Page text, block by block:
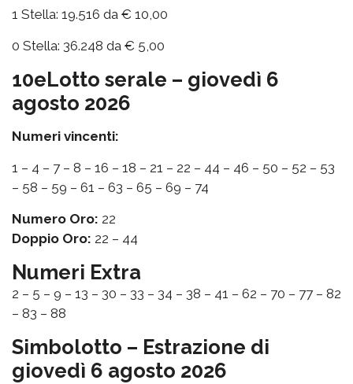
1 Stella: 19.516 da € 10,00
0 Stella: 36.248 da € 5,00
10eLotto serale – giovedì 6
agosto 2026
Numeri vincenti:
1 – 4 – 7 – 8 – 16 – 18 – 21 – 22 – 44 – 46 – 50 – 52 – 53
– 58 – 59 – 61 – 63 – 65 – 69 – 74
Numero Oro: 22
Doppio Oro: 22 – 44
Numeri Extra
2 – 5 – 9 – 13 – 30 – 33 – 34 – 38 – 41 – 62 – 70 – 77 – 82
– 83 – 88
Simbolotto – Estrazione di
giovedì 6 agosto 2026